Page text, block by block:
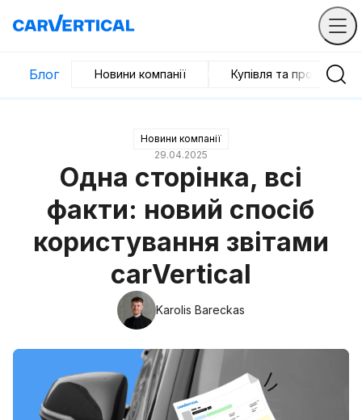
Блог Новини компанії Купівля та продаж
Новини компанії
29.04.2025
Одна сторінка, всі
факти: новий спосіб
користування звітами
carVertical
Karolis Bareckas